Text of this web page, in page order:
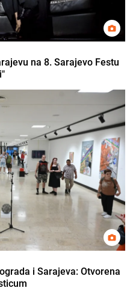
na 8. Sarajevo Festu
i Sarajeva: Otvorena